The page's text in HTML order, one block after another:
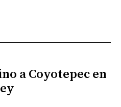
a Coyotepec en